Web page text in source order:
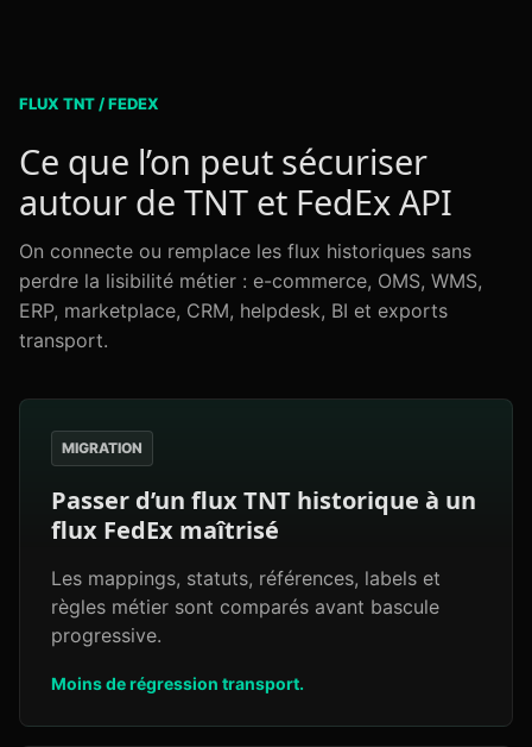
FLUX TNT / FEDEX
Ce que l’on peut sécuriser
autour de TNT et FedEx API
On connecte ou remplace les flux historiques sans
perdre la lisibilité métier : e-commerce, OMS, WMS,
ERP, marketplace, CRM, helpdesk, BI et exports
transport.
MIGRATION
Passer d’un flux TNT historique à un
flux FedEx maîtrisé
Les mappings, statuts, références, labels et
règles métier sont comparés avant bascule
progressive.
Moins de régression transport.